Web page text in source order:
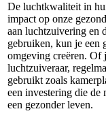
De luchtkwaliteit in
impact op onze
aan luchtzuivering en
gebruiken, kun je een
omgeving creëren. Of
luchtzuiveraar,
gebruikt zoals
een investering die de
een gezonder leven.